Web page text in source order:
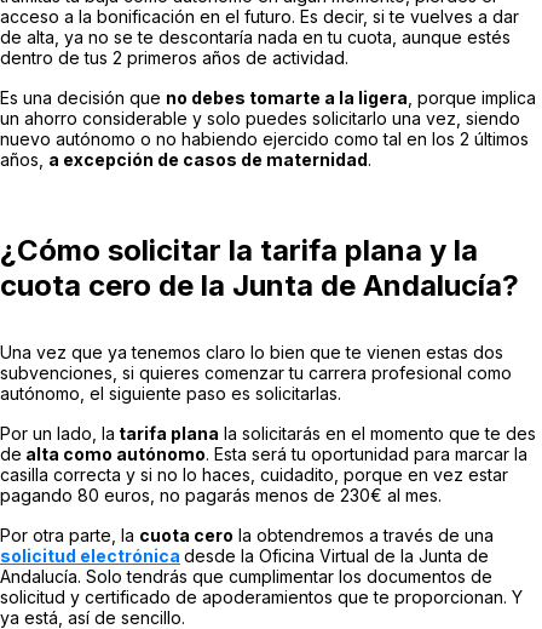
acceso a la bonificación en el futuro. Es decir, si te vuelves a dar
de alta, ya no se te descontaría nada en tu cuota, aunque estés
dentro de tus 2 primeros años de actividad.
Es una decisión que no debes tomarte a la ligera , porque implica
un ahorro considerable y solo puedes solicitarlo una vez, siendo
nuevo autónomo o no habiendo ejercido como tal en los 2 últimos
años, a excepción de casos de maternidad.
¿Cómo solicitar la tarifa plana y la
cuota cero de la Junta de Andalucía?
Una vez que ya tenemos claro lo bien que te vienen estas dos
subvenciones, si quieres comenzar tu carrera profesional como
autónomo, el siguiente paso es solicitarlas.
Por un lado, la tarifa plana la solicitarás en el momento que te des
de alta como autónomo. Esta será tu oportunidad para marcar la
casilla correcta y si no lo haces, cuidadito, porque en vez estar
pagando 80 euros, no pagarás menos de 230€ al mes.
Por otra parte, la cuota cero la obtendremos a través de una
solicitud electrónica desde la Oficina Virtual de la Junta de
Andalucía. Solo tendrás que cumplimentar los documentos de
solicitud y certificado de apoderamientos que te proporcionan. Y
ya está, así de sencillo.